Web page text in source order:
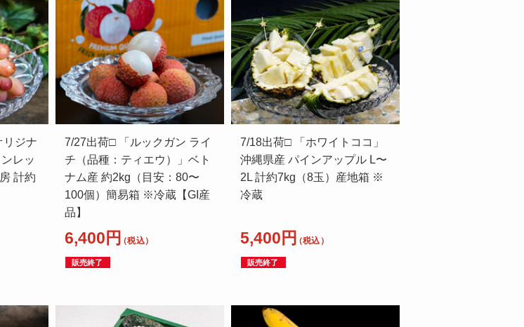
ジナ
レッ
計約
7/27出荷□ 「ルックガン ライ
チ（品種：ティエウ）」ベト
ナム産 約2kg（目安：80〜
100個）簡易箱 ※冷蔵【GI産
品】
6,400円 （税込）
販売終了
7/18出荷□ 「ホワイトココ」
沖縄県産 パインアップル L〜
2L 計約7kg（8玉）産地箱 ※
冷蔵
5,400円（税込）
販売終了